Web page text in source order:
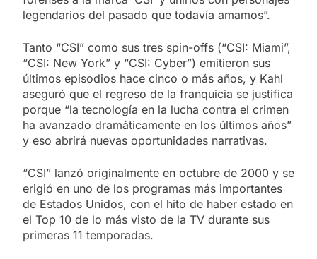
legendarios del pasado que todavía amamos”.
Tanto “CSI” como sus tres spin-offs (“CSI: Miami”,
“CSI: New York” y “CSI: Cyber”) emitieron sus
últimos episodios hace cinco o más años, y Kahl
aseguró que el regreso de la franquicia se justifica
porque “la tecnología en la lucha contra el crimen
ha avanzado dramáticamente en los últimos años”
y eso abrirá nuevas oportunidades narrativas.
“CSI” lanzó originalmente en octubre de 2000 y se
erigió en uno de los programas más importantes
de Estados Unidos, con el hito de haber estado en
el Top 10 de lo más visto de la TV durante sus
primeras 11 temporadas.